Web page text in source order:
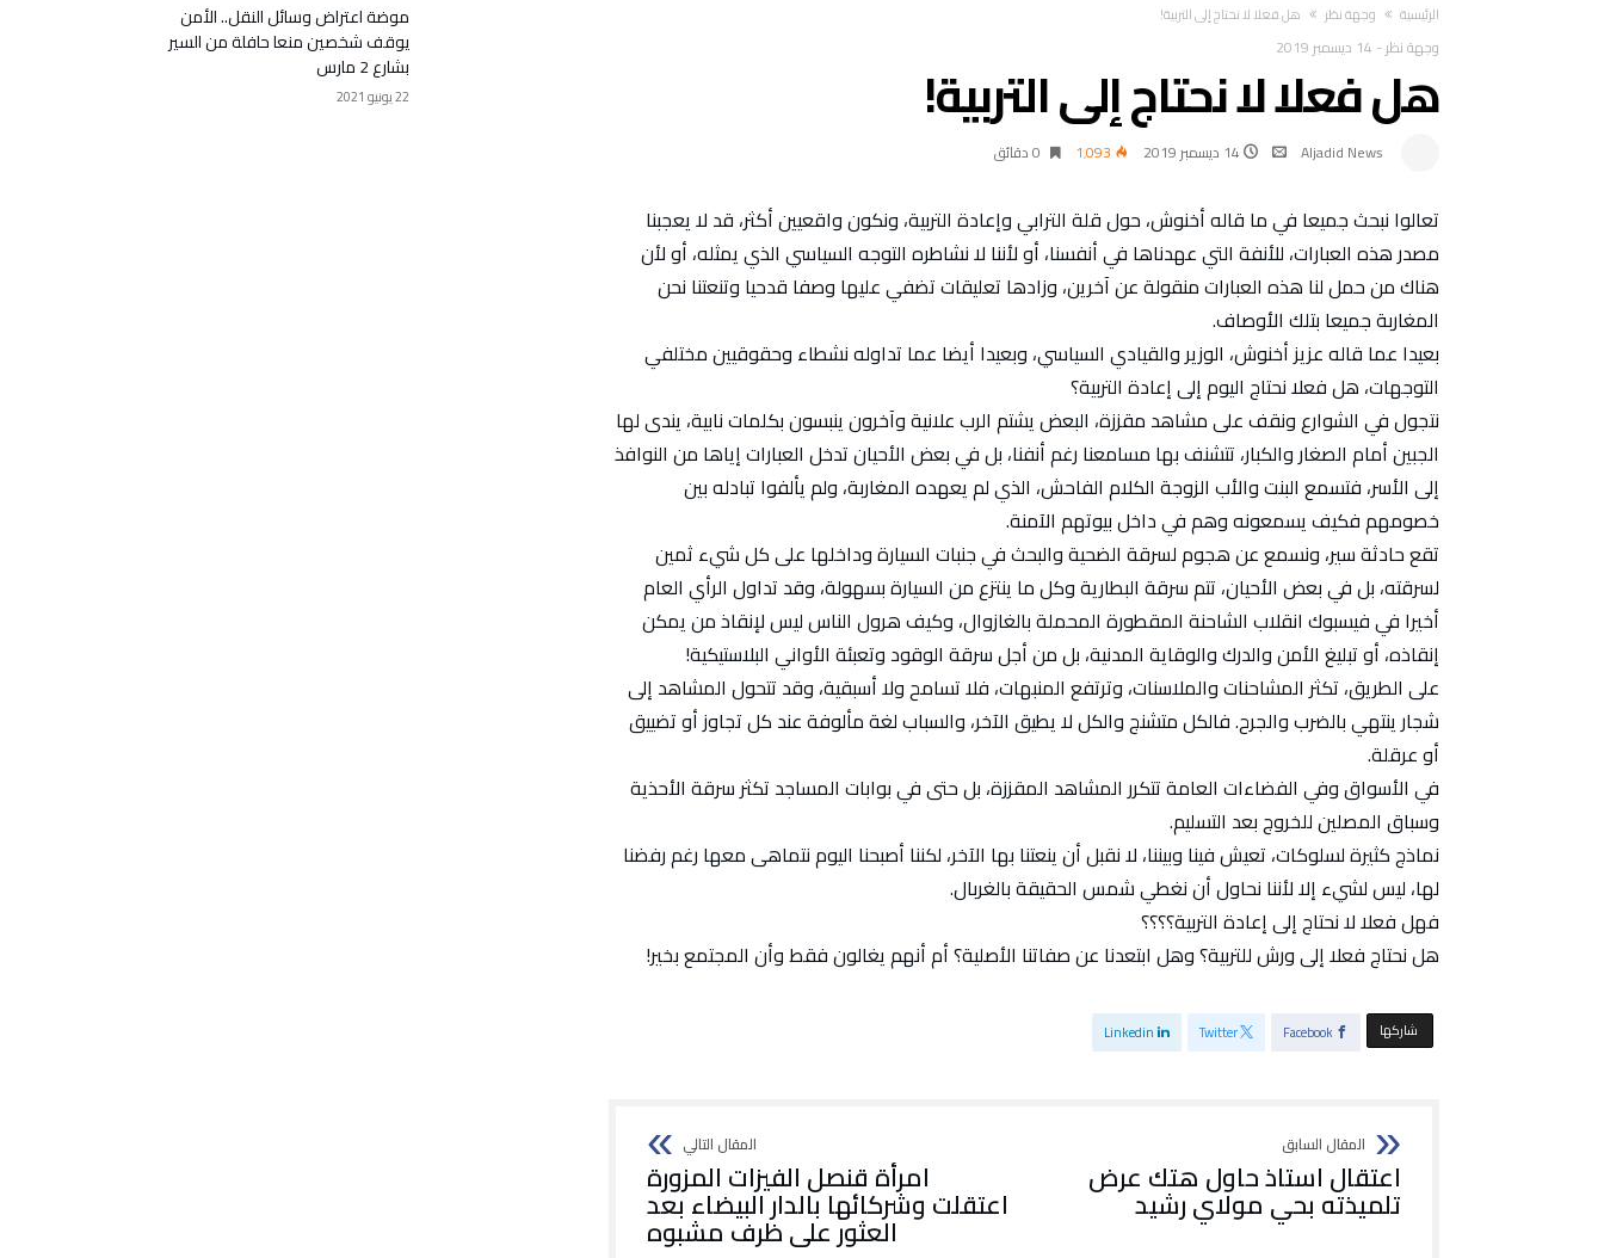
‫الرئيسية‬ وجهة نظر هل فعلا لا نحتاج إلى التربية!
وجهة نظر- 14 ديسمبر 2019
هل فعلا لا نحتاج إلى التربية!
Aljadid News 14 ديسمبر 2019 1٬093 0 ‫دقائق‬
تعالوا نبحث جميعا في ما قاله أخنوش، حول قلة الترابي وإعادة التربية، ونكون واقعيين أكثر، قد لا يعجبنا
مصدر هذه العبارات، للأنفة التي عهدناها في أنفسنا، أو لأننا لا نشاطره التوجه السياسي الذي يمثله، أو لأن
هناك من حمل لنا هذه العبارات منقولة عن آخرين، وزادها تعليقات تضفي عليها وصفا قدحيا وتنعتنا نحن
المغاربة جميعا بتلك الأوصاف.
بعيدا عما قاله عزيز أخنوش، الوزير والقيادي السياسي، وبعيدا أيضا عما تداوله نشطاء وحقوقيين مختلفي
التوجهات، هل فعلا نحتاج اليوم إلى إعادة التربية؟
نتجول في الشوارع ونقف على مشاهد مقززة، البعض يشتم الرب علانية وآخرون ينبسون بكلمات نابية، يندى لها
الجبين أمام الصغار والكبار، تتشنف بها مسامعنا رغم أنفنا، بل في بعض الأحيان تدخل العبارات إياها من النوافذ
إلى الأسر، فتسمع البنت والأب الزوجة الكلام الفاحش، الذي لم يعهده المغاربة، ولم يألفوا تبادله بين
خصومهم فكيف يسمعونه وهم في داخل بيوتهم الآمنة.
تقع حادثة سير، ونسمع عن هجوم لسرقة الضحية والبحث في جنبات السيارة وداخلها على كل شيء ثمين
لسرقته، بل في بعض الأحيان، تتم سرقة البطارية وكل ما ينتزع من السيارة بسهولة، وقد تداول الرأي العام
أخيرا في فيسبوك انقلاب الشاحنة المقطورة المحملة بالغازوال، وكيف هرول الناس ليس لإنقاذ من يمكن
إنقاذه، أو تبليغ الأمن والدرك والوقاية المدنية، بل من أجل سرقة الوقود وتعبئة الأواني البلاستيكية!
على الطريق، تكثر المشاحنات والملاسنات، وترتفع المنبهات، فلا تسامح ولا أسبقية، وقد تتحول المشاهد إلى
شجار ينتهي بالضرب والجرح. فالكل متشنج والكل لا يطيق الآخر، والسباب لغة مألوفة عند كل تجاوز أو تضييق
أو عرقلة.
في الأسواق وفي الفضاءات العامة تتكرر المشاهد المقززة، بل حتى في بوابات المساجد تكثر سرقة الأحذية
وسباق المصلين للخروج بعد التسليم.
نماذج كثيرة لسلوكات، تعيش فينا وبيننا، لا نقبل أن ينعتنا بها الآخر، لكننا أصبحنا اليوم نتماهى معها رغم رفضنا
لها، ليس لشيء إلا لأننا نحاول أن نغطي شمس الحقيقة بالغربال.
فهل فعلا لا نحتاج إلى إعادة التربية؟؟؟؟
هل نحتاج فعلا إلى ورش للتربية؟ وهل ابتعدنا عن صفاتنا الأصلية؟ أم أنهم يغالون فقط وأن المجتمع بخير!
‫‫ شاركها‬ Facebook
Twitter
Linkedin
اعتقال استاذ حاول هتك عرض
تلميذته بحي مولاي رشيد
امرأة قنصل الفيزات المزورة
اعتقلت وشركائها بالدار البيضاء بعد
العثور على ظرف مشبوه
موضة اعتراض وسائل النقل.. الأمن
يوقف شخصين منعا حافلة من السير
بشارع 2 مارس
22 يونيو 2021